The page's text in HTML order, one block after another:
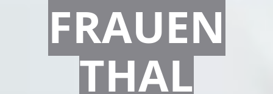
FRAUEN
THAL